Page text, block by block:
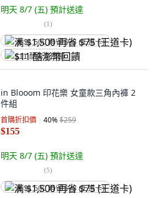
明天 8/7 (五) 預計送達
(1)
满 $1,500 再省 $75 (王道卡)
$11 酷澎幣回饋
in Blooom 印花樂 女童款三角內褲 2
件組
首購折扣價 40%$259
$155
明天 8/7 (五) 預計送達
(5)
满 $1,500 再省 $75 (王道卡)